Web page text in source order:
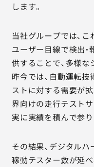
サービス詳細資料
サービス
（
※その他の
します。
当社グループでは、
ユーザー目線で検出
供することで、多様な
昨今では、自動運転
ストに対する需要が
界向けの走行テスト
実に実績を積んで参り
その結果、デジタル
稼動テスター数が延